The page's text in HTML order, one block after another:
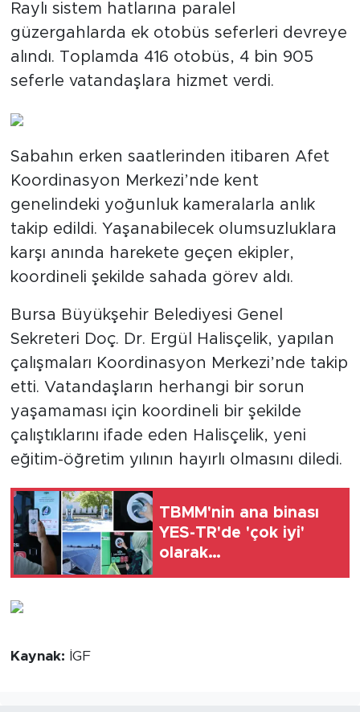
Raylı sistem hatlarına paralel
güzergahlarda ek otobüs seferleri devreye
alındı. Toplamda 416 otobüs, 4 bin 905
seferle vatandaşlara hizmet verdi.
Sabahın erken saatlerinden itibaren Afet
Koordinasyon Merkezi’nde kent
genelindeki yoğunluk kameralarla anlık
takip edildi. Yaşanabilecek olumsuzluklara
karşı anında harekete geçen ekipler,
koordineli şekilde sahada görev aldı.
Bursa Büyükşehir Belediyesi Genel
Sekreteri Doç. Dr. Ergül Halisçelik, yapılan
çalışmaları Koordinasyon Merkezi’nde takip
etti. Vatandaşların herhangi bir sorun
yaşamaması için koordineli bir şekilde
çalıştıklarını ifade eden Halisçelik, yeni
eğitim-öğretim yılının hayırlı olmasını diledi.
TBMM'nin ana binası
YES-TR'de 'çok iyi'
olarak
Kaynak: İGF